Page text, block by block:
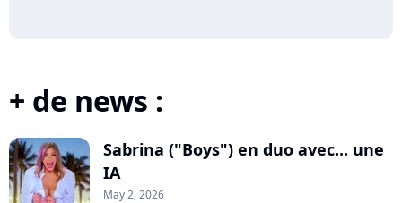
+ de news :
Sabrina ("Boys") en duo avec... une
IA
May 2, 2026